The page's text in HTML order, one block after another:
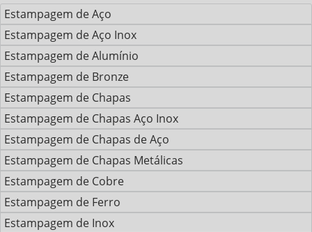
Estampagem de Aço
Estampagem de Aço Inox
Estampagem de Alumínio
Estampagem de Bronze
Estampagem de Chapas
Estampagem de Chapas Aço Inox
Estampagem de Chapas de Aço
Estampagem de Chapas Metálicas
Estampagem de Cobre
Estampagem de Ferro
Estampagem de Inox